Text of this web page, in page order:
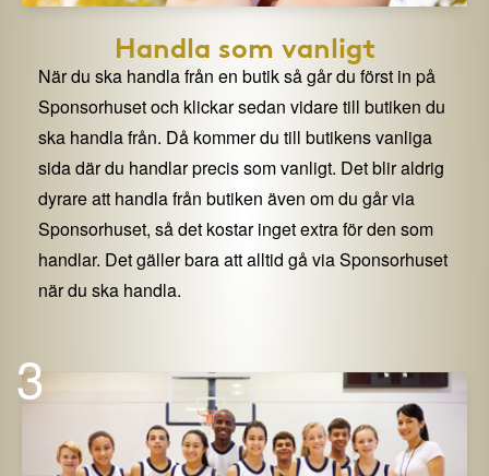
Handla som vanligt
När du ska handla från en butik så går du först in på
Sponsorhuset och klickar sedan vidare till butiken du
ska handla från. Då kommer du till butikens vanliga
sida där du handlar precis som vanligt. Det blir aldrig
dyrare att handla från butiken även om du går via
Sponsorhuset, så det kostar inget extra för den som
handlar. Det gäller bara att alltid gå via Sponsorhuset
när du ska handla.
3